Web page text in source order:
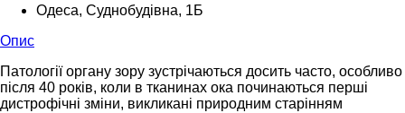
Одеса, Суднобудівна, 1Б
Опис
Патології органу зору зустрічаються досить часто, особливо
після 40 років, коли в тканинах ока починаються перші
дистрофічні зміни, викликані природним старінням